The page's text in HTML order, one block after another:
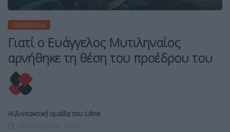
ΟΙΚΟΝΟΜΊΑ
Γιατί ο Ευάγγελος Μυτιληναίος
αρνήθηκε τη θέση του προέδρου του
Η Συντακτική ομάδα του Libre